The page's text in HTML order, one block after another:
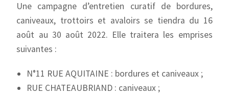
Une campagne d’entretien curatif de bordures,
caniveaux, trottoirs et avaloirs se tiendra du 16
août au 30 août 2022. Elle traitera les emprises
suivantes :
N°11 RUE AQUITAINE : bordures et caniveaux ;
RUE CHATEAUBRIAND : caniveaux ;